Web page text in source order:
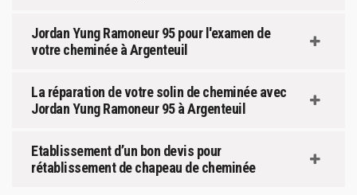
Jordan Yung Ramoneur 95 pour l'examen de
votre cheminée à Argenteuil
La réparation de votre solin de cheminée avec
Jordan Yung Ramoneur 95 à Argenteuil
Etablissement d’un bon devis pour
rétablissement de chapeau de cheminée